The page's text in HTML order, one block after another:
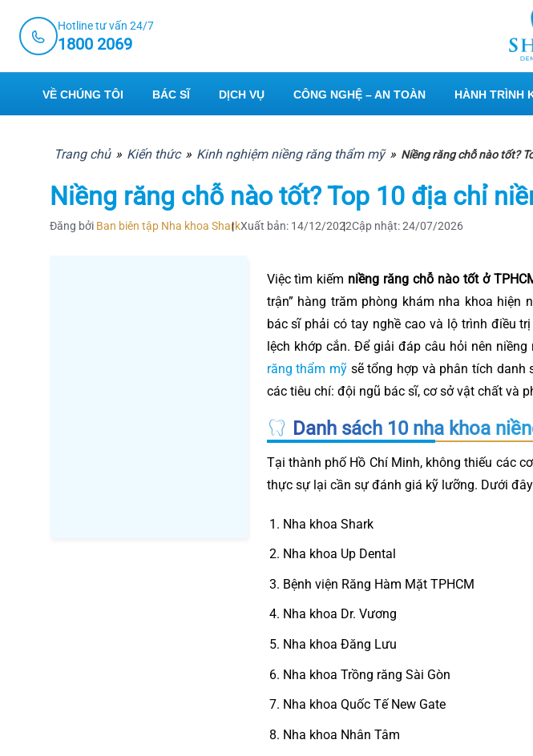
content
Hotline tư vấn 24/7
1800 2069
VỀ CHÚNG TÔI BÁC SĨ DỊCH VỤ CÔNG NGHỆ – AN TOÀN HÀNH TRÌNH
Trang chủ » Kiến thức » Kinh nghiệm niềng răng thẩm mỹ » Niềng răng chỗ nào tốt?
Niềng răng chỗ nào tốt? Top 10 địa chỉ
Đăng bởi Ban biên tập Nha khoa SharkXuất bản: 14/12/2022Cập nhật: 24/07/2026
Việc tìm kiếm niềng răng chỗ nào tốt ở
trận” hàng trăm phòng khám nha khoa hiện
bác sĩ phải có tay nghề cao và lộ trình điều
lệch khớp cắn. Để giải đáp câu hỏi nên
răng thẩm mỹsẽ tổng hợp và phân tích danh
các tiêu chí: đội ngũ bác sĩ, cơ sở vật chất và
Danh sách 10 nha khoa
Tại thành phố Hồ Chí Minh, không thiếu các
thực sự lại cần sự đánh giá kỹ lưỡng. Dưới
Nha khoa Shark
Nha khoa Up Dental
Bệnh viện Răng Hàm Mặt TPHCM
Nha khoa Dr. Vương
Nha khoa Đăng Lưu
Nha khoa Trồng răng Sài Gòn
Nha khoa Quốc Tế New Gate
Nha khoa Nhân Tâm